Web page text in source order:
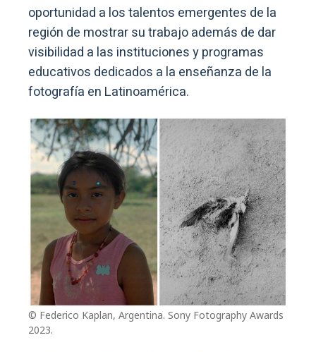
oportunidad a los talentos emergentes de la
región de mostrar su trabajo además de dar
visibilidad a las instituciones y programas
educativos dedicados a la enseñanza de la
fotografía en Latinoamérica.
© Federico Kaplan, Argentina. Sony Fotography Awards
2023.